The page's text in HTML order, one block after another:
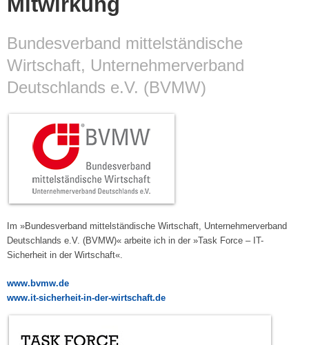
Bundesverband mittelständische
Wirtschaft, Unternehmerverband
Deutschlands e.V. (BVMW)
Im »Bundesverband mittelständische Wirtschaft, Unternehmerverband
Deutschlands e.V. (BVMW)« arbeite ich in der »Task Force – IT-
Sicherheit in der Wirtschaft«.
www.bvmw.de
www.it-sicherheit-in-der-wirtschaft.de